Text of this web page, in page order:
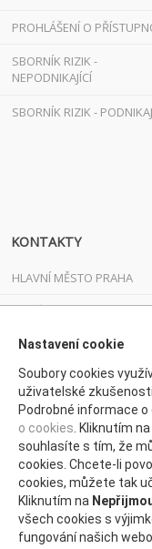
PROHLÁŠENÍ O
SBORNÍK RIZIK -
NEPODNIKAJÍCÍ
SBORNÍK RIZIK -
KONTAKTY
HLAVNÍ MĚSTO PRAHA
JIHOČESKÝ KRAJ
JIHOMORAVSKÝ KRAJ
KARLOVARSKÝ KRAJ
KRAJ VYSOČINA
KRÁLOVÉHRADECKÝ KRAJ
LIBERECKÝ KRAJ
MORAVSKOSLEZSKÝ KRAJ
Nastavení cookie
Soubory cookies
uživatelské
Podrobné informace
o cookies . Kliknutím na
souhlasíte s tím, že
cookies. Chcete-li
cookies, můžete tak
Kliknutím na
všech cookies s
fungování našich